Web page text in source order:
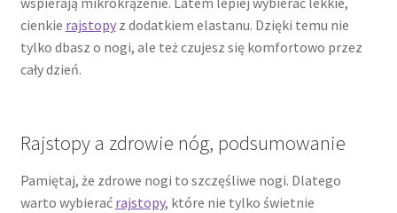
cienkie rajstopyz dodatkiem elastanu. Dzięki temu nie
tylko dbasz o nogi, ale też czujesz się komfortowo przez
cały dzień.
Rajstopy a zdrowie nóg, podsumowanie
Pamiętaj, że zdrowe nogi to szczęśliwe nogi. Dlatego
warto wybierać rajstopy, które nie tylko świetnie